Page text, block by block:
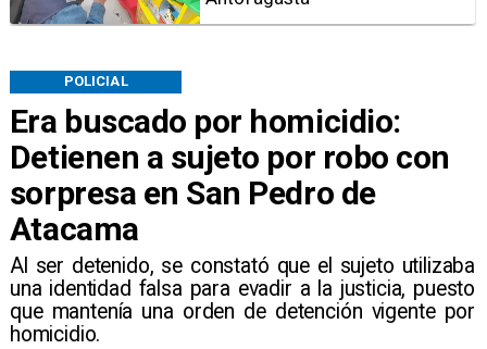
Era buscado por homicidio:
Detienen a sujeto por robo con
sorpresa en San Pedro de
Atacama
Al ser detenido, se constató que el sujeto utilizaba
una identidad falsa para evadir a la justicia, puesto
que mantenía una orden de detención vigente por
homicidio.
POLICIAL